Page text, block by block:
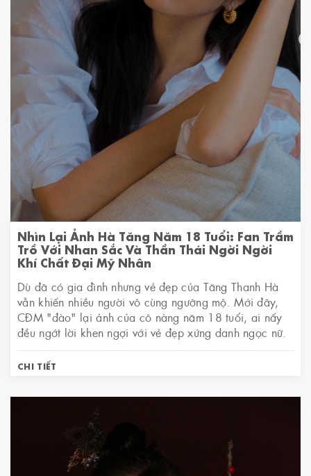
Nhìn Lại Ảnh Hà Tăng Năm 18 Tuổi: Fan Trầm
Trồ Với Nhan Sắc Và Thần Thái Ngời Ngời
Khí Chất Đại Mỹ Nhân
Dù đã có gia đình nhưng vẻ đẹp của Tăng Thanh Hà
vẫn khiến nhiều người vô cùng ngưỡng mộ. Mới đây,
CĐM "đào" lại ảnh của cô nàng năm 18 tuổi, ai nấy
đều ngớt lời khen ngợi với vẻ đẹp xứng danh ngọc nữ.
CHI TIẾT